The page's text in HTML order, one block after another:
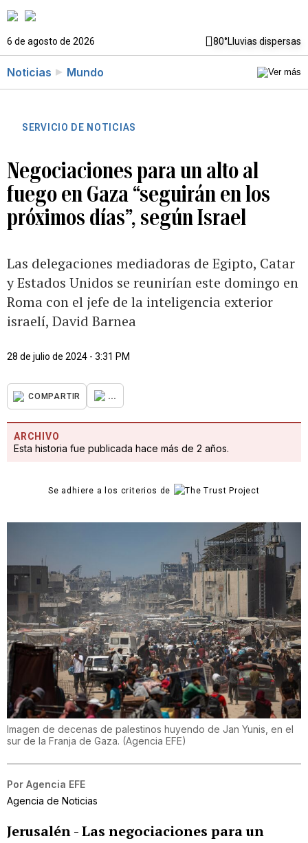
6 de agosto de 2026 80°Lluvias dispersas
Noticias Mundo
SERVICIO DE NOTICIAS
Negociaciones para un alto al
fuego en Gaza “seguirán en los
próximos días”, según Israel
Las delegaciones mediadoras de Egipto, Catar
y Estados Unidos se reunirían este domingo en
Roma con el jefe de la inteligencia exterior
israelí, David Barnea
28 de julio de 2024 - 3:31 PM
COMPARTIR ...
ARCHIVO
Esta historia fue publicada hace más de 2 años.
Se adhiere a los criterios de
Imagen de decenas de palestinos huyendo de Jan Yunis, en el
sur de la Franja de Gaza. (Agencia EFE)
Por Agencia EFE
Agencia de Noticias
Jerusalén-Las negociaciones para un